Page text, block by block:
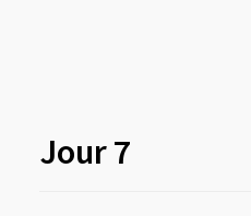
Jour 7